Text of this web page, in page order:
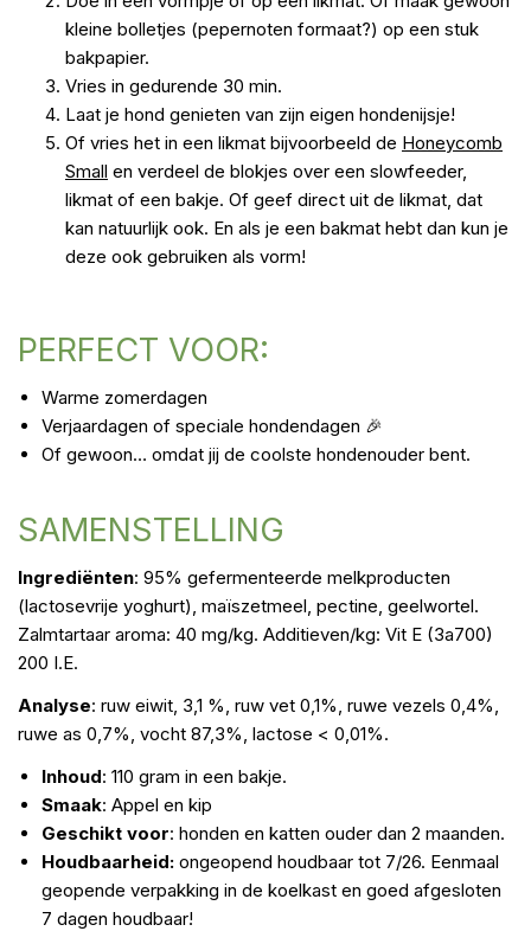
kleine bolletjes (pepernoten formaat?) op een stuk
bakpapier.
Vries in gedurende 30 min.
Laat je hond genieten van zijn eigen hondenijsje!
Of vries het in een likmat bijvoorbeeld de Honeycomb
Small en verdeel de blokjes over een slowfeeder,
likmat of een bakje. Of geef direct uit de likmat, dat
kan natuurlijk ook. En als je een bakmat hebt dan kun je
deze ook gebruiken als vorm!
PERFECT VOOR:
Warme zomerdagen
Verjaardagen of speciale hondendagen 🎉
Of gewoon… omdat jij de coolste hondenouder bent.
SAMENSTELLING
Ingrediënten: 95% gefermenteerde melkproducten
(lactosevrije yoghurt), maïszetmeel, pectine, geelwortel.
Zalmtartaar aroma: 40 mg/kg. Additieven/kg: Vit E (3a700)
200 I.E.
Analyse: ruw eiwit, 3,1 %, ruw vet 0,1%, ruwe vezels 0,4%,
ruwe as 0,7%, vocht 87,3%, lactose < 0,01%.
Inhoud: 110 gram in een bakje.
Smaak: Appel en kip
Geschikt voor: honden en katten ouder dan 2 maanden.
Houdbaarheid: ongeopend houdbaar tot 7/26. Eenmaal
geopende verpakking in de koelkast en goed afgesloten
7 dagen houdbaar!